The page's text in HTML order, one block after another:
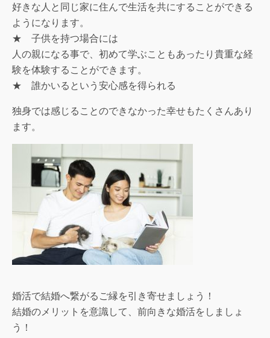
好きな人と同じ家に住んで生活を共にすることができる
ようになります。
★ 子供を持つ場合には
人の親になる事で、初めて学ぶこともあったり貴重な経
験を体験することができます。
★ 誰かいるという安心感を得られる
独身では感じることのできなかった幸せもたくさんあり
ます。
婚活で結婚へ繋がるご縁を引き寄せましょう！
結婚のメリットを意識して、前向きな婚活をしましょ
う！